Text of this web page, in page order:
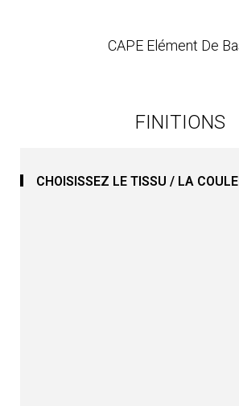
CAPE Elément De
FINITIONS
CHOISISSEZ LE TISSU / LA